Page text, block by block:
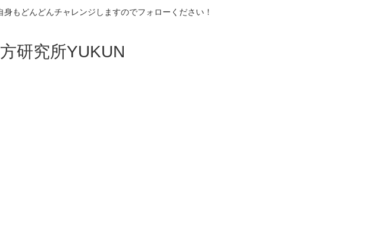
もどんどんチャレンジしますのでフォローください！
研究所YUKUN